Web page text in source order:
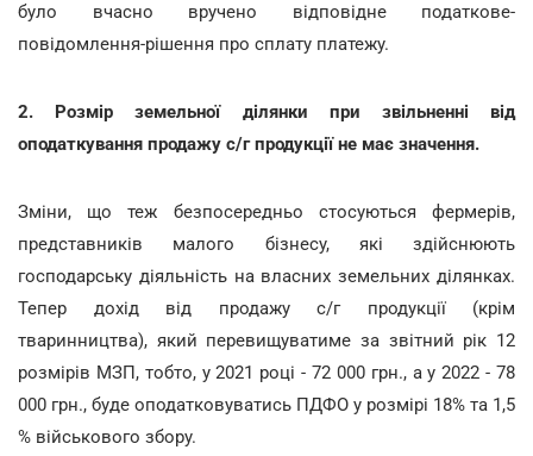
було вчасно вручено відповідне податкове-
повідомлення-рішення про сплату платежу.
2. Розмір земельної ділянки при звільненні від
оподаткування продажу с/г продукції не має значення.
Зміни, що теж безпосередньо стосуються фермерів,
представників малого бізнесу, які здійснюють
господарську діяльність на власних земельних ділянках.
Тепер дохід від продажу с/г продукції (крім
тваринництва), який перевищуватиме за звітний рік 12
розмірів МЗП, тобто, у 2021 році - 72 000 грн., а у 2022 - 78
000 грн., буде оподатковуватись ПДФО у розмірі 18% та 1,5
% військового збору.